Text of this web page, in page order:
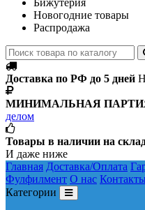
Новогодние товары
Распродажа
Доставка по РФ до 5 дней
МИНИМАЛЬНАЯ
делом
Товары в наличии на
И даже ниже
Главная Доставка/Оплата
Фулфилмент О нас Контакты
Категории